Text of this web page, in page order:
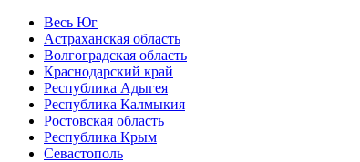
Весь Юг
Астраханская область
Волгоградская область
Краснодарский край
Республика Адыгея
Республика Калмыкия
Ростовская область
Республика Крым
Севастополь